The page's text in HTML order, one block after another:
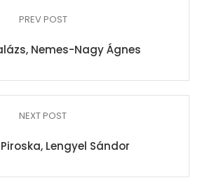
PREV POST
Nemes-Nagy Ágnes
NEXT POST
Lengyel Sándor